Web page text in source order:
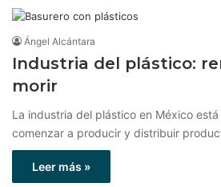
Ángel Alcántara
Industria del plástico:
morir
La industria del plástico en México
comenzar a producir y distribuir
Leer más »